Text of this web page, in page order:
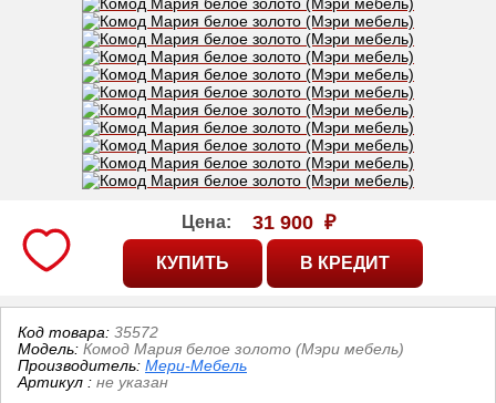
Цена: 31 900 ₽
Код товара: 35572
Модель: Комод Мария белое золото (Мэри мебель)
Производитель: Мери-Мебель
Артикул : не указан